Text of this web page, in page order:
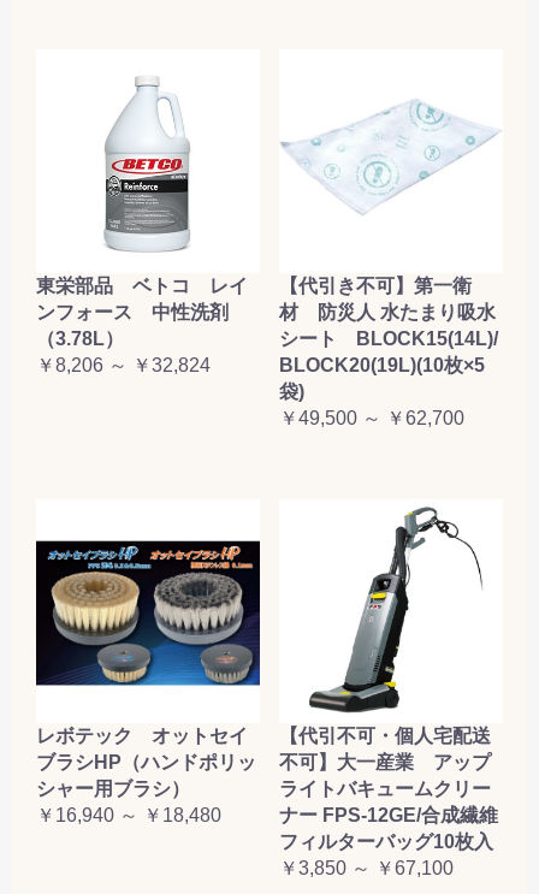
東栄部品 ベトコ レイ
ンフォース 中性洗剤
（3.78L）
￥8,206 ～ ￥32,824
【代引き不可】第一衛
材 防災人 水たまり吸水
シート BLOCK15(14L)/
BLOCK20(19L)(10枚×5
袋)
￥49,500 ～ ￥62,700
レボテック オットセイ
ブラシHP（ハンドポリッ
シャー用ブラシ）
￥16,940 ～ ￥18,480
【代引不可・個人宅配送
不可】大一産業 アップ
ライトバキュームクリー
ナー FPS-12GE/合成繊維
フィルターバッグ10枚入
￥3,850 ～ ￥67,100